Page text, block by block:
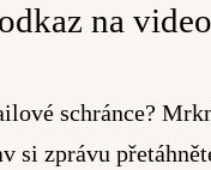
na
schránce?
si zprávu